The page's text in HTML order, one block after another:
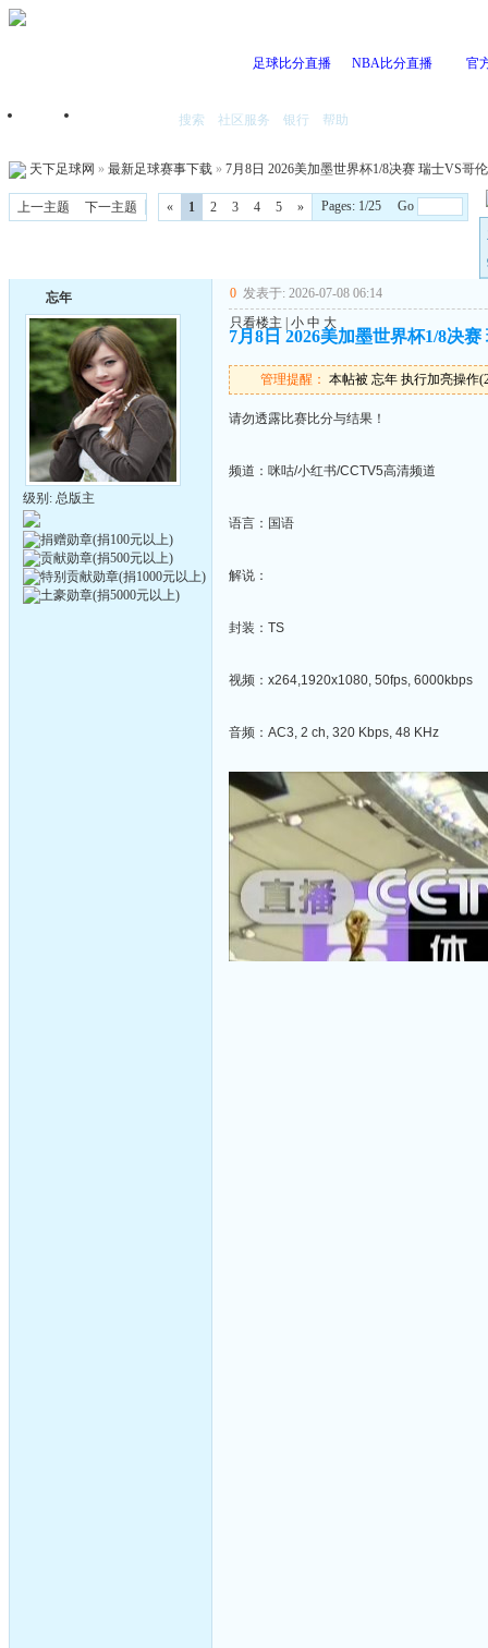
足球比分直播 NBA比分直播 官
首页 搜索 社区服务 银行 帮助
天下足球网 » 最新足球赛事下载 » 7月8日 2026美加墨世界杯1/8决赛 瑞士VS哥
上一主题 下一主题 « 1 2 3 4 5 »
Pages: 1/25 Go
忘年
级别: 总版主
0 发表于: 2026-07-08 06:14
只看楼主
小 中 大
7月8日 2026美加墨世界杯1/8决
管理提醒： 本帖被 忘年 执行加亮操作
请勿透露比赛比分与结果！
频道：咪咕/小红书/CCTV5高清频道
语言：国语
解说：
封装：TS
视频：x264,1920x1080, 50fps, 6000kbps
音频：AC3, 2 ch, 320 Kbps, 48 KHz